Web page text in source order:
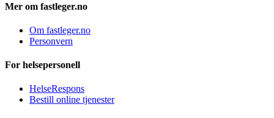
Mer om fastleger.no
Om fastleger.no
Personvern
For helsepersonell
HelseRespons
Bestill online tjenester